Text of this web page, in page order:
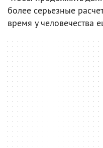
более серьезные
время у человечества